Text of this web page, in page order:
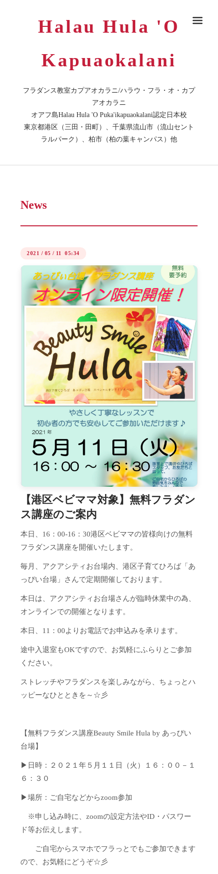
Halau Hula 'O
Kapuaokalani
フラダンス教室カプアオカラニ/ハラウ・フラ・オ・カプ
アオカラニ
オアフ島Halau Hula 'O Puka'ikapuaokalani認定日本校
東京都港区（三田・田町）、千葉県流山市（流山セント
ラルパーク）、柏市（柏の葉キャンパス）他
News
2021 / 05 / 11 05:34
【港区ベビママ対象】無料フラダン
ス講座のご案内
本日、16：00-16：30港区ベビママの皆様向けの無料
フラダンス講座を開催いたします。
毎月、アクアシティお台場内、港区子育てひろば「あ
っぴい台場」さんで定期開催しております。
本日は、アクアシティお台場さんが臨時休業中の為、
オンラインでの開催となります。
本日、11：00よりお電話でお申込みを承ります。
途中入退室もOKですので、お気軽にふらりとご参加
ください。
ストレッチやフラダンスを楽しみながら、ちょっとハ
ッピーなひとときを～☆彡
【無料フラダンス講座Beauty Smile Hula by あっぴい
台場】
▶日時：２０２１年５月１１日（火）１６：００－１
６：３０
▶場所：ご自宅などからzoom参加
※申し込み時に、zoomの設定方法やID・パスワー
ド等お伝えします。
ご自宅からスマホでフラっとでもご参加できます
ので、お気軽にどうぞ☆彡